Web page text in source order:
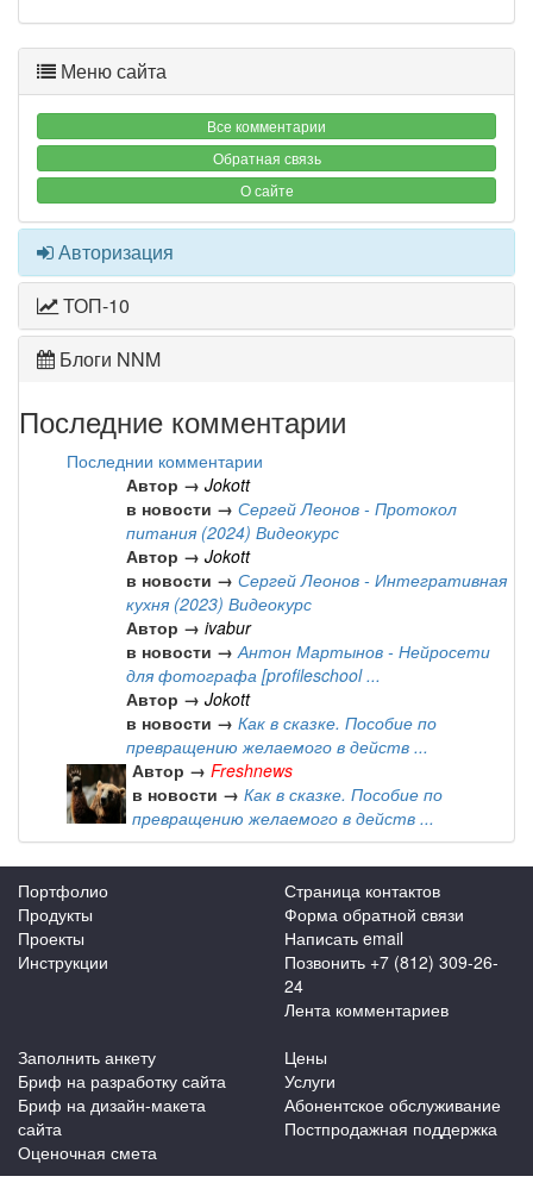
Меню сайта
Все комментарии
Обратная связь
О сайте
Авторизация
ТОП-10
Блоги NNM
Последние комментарии
Последнии комментарии
Автор → Jokott
в новости → Сергей Леонов - Протокол
питания (2024) Видеокурс
Автор → Jokott
в новости → Сергей Леонов - Интегративная
кухня (2023) Видеокурс
Автор → ivabur
в новости → Антон Мартынов - Нейросети
для фотографа [profileschool ...
Автор → Jokott
в новости → Как в сказке. Пособие по
превращению желаемого в действ ...
Автор → Freshnews
в новости → Как в сказке. Пособие по
превращению желаемого в действ ...
Портфолио
Продукты
Проекты
Инструкции
Страница контактов
Форма обратной связи
Написать email
Позвонить +7 (812) 309-26-
24
Лента комментариев
Заполнить анкету
Бриф на разработку сайта
Бриф на дизайн-макета
сайта
Оценочная смета
Цены
Услуги
Абонентское обслуживание
Постпродажная поддержка